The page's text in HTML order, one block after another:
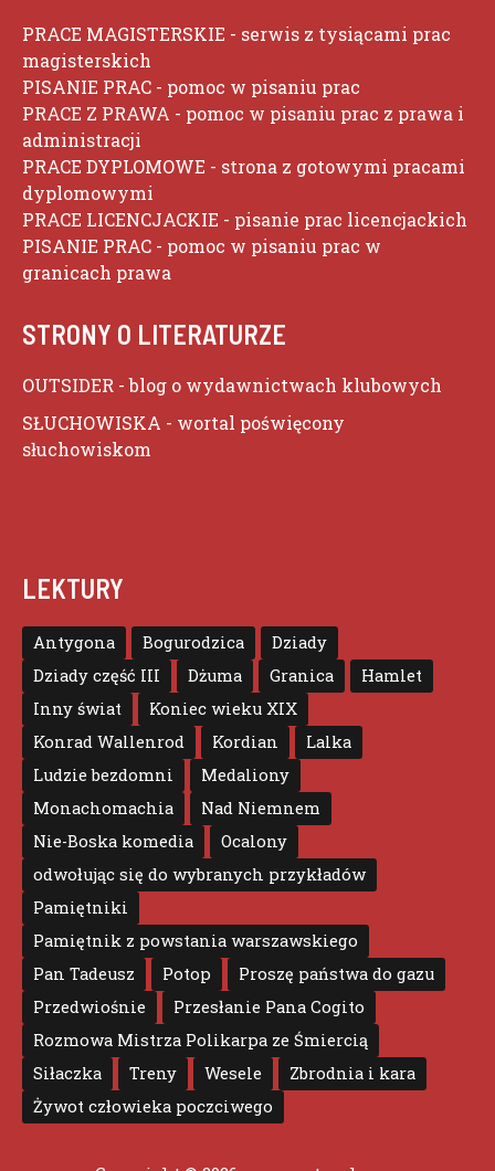
PRACE MAGISTERSKIE - serwis z tysiącami prac
magisterskich
PISANIE PRAC - pomoc w pisaniu prac
PRACE Z PRAWA - pomoc w pisaniu prac z prawa i
administracji
PRACE DYPLOMOWE - strona z gotowymi pracami
dyplomowymi
PRACE LICENCJACKIE - pisanie prac licencjackich
PISANIE PRAC - pomoc w pisaniu prac w
granicach prawa
STRONY O LITERATURZE
OUTSIDER - blog o wydawnictwach klubowych
SŁUCHOWISKA - wortal poświęcony
słuchowiskom
LEKTURY
Antygona Bogurodzica
Dziady
Dziady część III
Dżuma Granica
Hamlet
Inny świat
Koniec wieku XIX
Konrad Wallenrod
Kordian
Lalka
Ludzie bezdomni
Medaliony
Monachomachia
Nad Niemnem
Nie-Boska komedia
Ocalony
odwołując się do wybranych przykładów
Pamiętniki
Pamiętnik z powstania warszawskiego
Pan Tadeusz
Potop
Proszę państwa do gazu
Przedwiośnie
Przesłanie Pana Cogito
Rozmowa Mistrza Polikarpa ze Śmiercią
Siłaczka
Treny Wesele
Zbrodnia i kara
Żywot człowieka poczciwego